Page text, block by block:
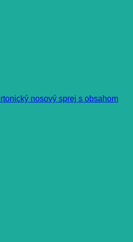
nosový sprej s obsahom